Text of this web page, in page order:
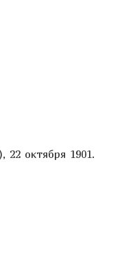
октября 1901.